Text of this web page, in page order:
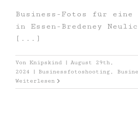
Business-Fotos für eine
in Essen-Bredeney
[...]
Von Knipskind | August 29th,
2024
| Businessfotoshooting ,
Weiterlesen